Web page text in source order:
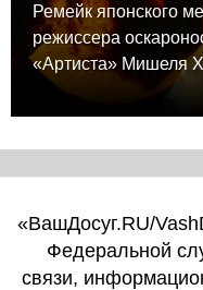
Ремейк японского
режиссера
«Артиста» Мишеля
«ВашДосуг.RU/
Федеральной
связи,